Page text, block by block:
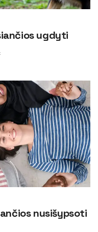
ugdyti
nusišypsoti